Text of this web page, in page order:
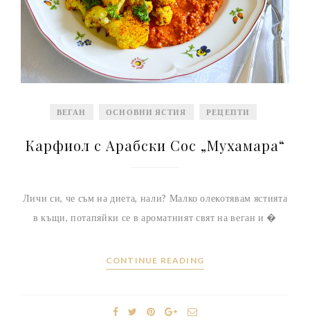
ВЕГАН ОСНОВНИ ЯСТИЯ РЕЦЕПТИ
Карфиол с Арабски Сос „Мухамара“
Личи си, че съм на диета, нали? Малко олекотявам ястията
в къщи, потапяйки се в ароматният свят на веган и �
CONTINUE READING